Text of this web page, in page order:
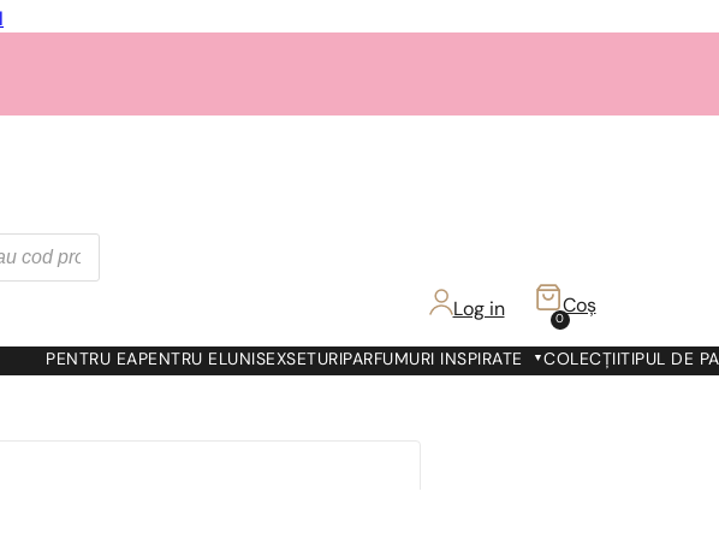
Log in 0
Coș
PENTRU EAPENTRU ELUNISEXSETURIPARFUMURI INSPIRATE COLECȚIITIPUL DE